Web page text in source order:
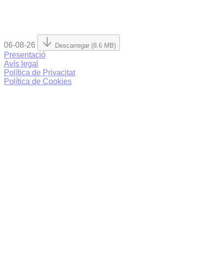
06-08-26 Descarregar (8.6 MB)
Presentació
Avís legal
Política de Privacitat
Política de Cookies